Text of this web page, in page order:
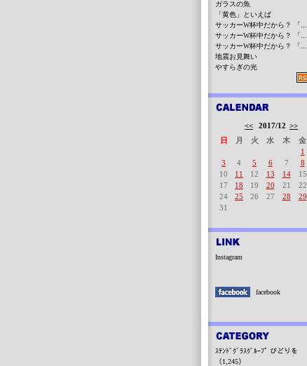
ガラスの魚
「黄色」といえば
サッカーW杯中だから？ 「...
サッカーW杯中だから？ 「...
サッカーW杯中だから？ 「...
地震お見舞い
やすらぎの光
<< 2017/12 >>
日
月 火 水 木 金
1
3
4 5 6 7 8
10
11 12 13 14 15
17
18 19 20 21 22
24
25 26 27 28 29
31
Instagram
facebook
ｽﾃﾝﾄﾞｸﾞﾗｽｸﾞﾙｰﾌﾟ びどりを
（1,245）